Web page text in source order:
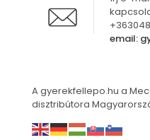
email:
A gyerekfellepo.hu a
disztribútora